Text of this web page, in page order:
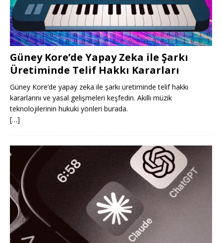
Güney Kore’de Yapay Zeka ile Şarkı
Üretiminde Telif Hakkı Kararları
Güney Kore’de yapay zeka ile şarkı üretiminde telif hakkı
kararlarını ve yasal gelişmeleri keşfedin. Akıllı müzik
teknolojilerinin hukuki yönleri burada.
[…]